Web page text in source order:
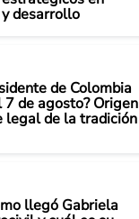
desarrollo
de Colombia
7 de agosto? Origen
legal de la tradición
llegó Gabriela